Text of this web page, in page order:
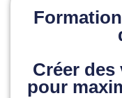
Créer
pour